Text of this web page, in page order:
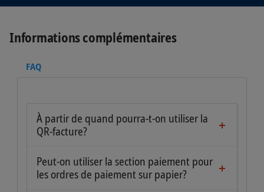
Informations complémentaires
FAQ
À partir de quand pourra-t-on utiliser la
QR-facture?
La date de lancement était le 30 juin 2020.
Depuis de cette date
les destinataires de QR-factures
Peut-on utiliser la section paiement pour
les ordres de paiement sur papier?
Oui, on peut joindre la section paiement à